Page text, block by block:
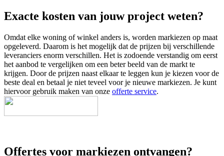
Exacte kosten van jouw project weten?
Omdat elke woning of winkel anders is, worden markiezen op maat
opgeleverd. Daarom is het mogelijk dat de prijzen bij verschillende
leveranciers enorm verschillen. Het is zodoende verstandig om eerst
het aanbod te vergelijken om een beter beeld van de markt te
krijgen. Door de prijzen naast elkaar te leggen kun je kiezen voor de
beste deal en betaal je niet teveel voor je nieuwe markiezen. Je kunt
hiervoor gebruik maken van onze offerte service.
Offertes voor markiezen ontvangen?